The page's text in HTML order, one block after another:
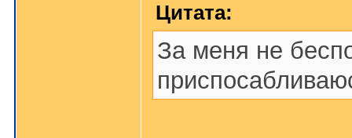
Цитата:
За меня не